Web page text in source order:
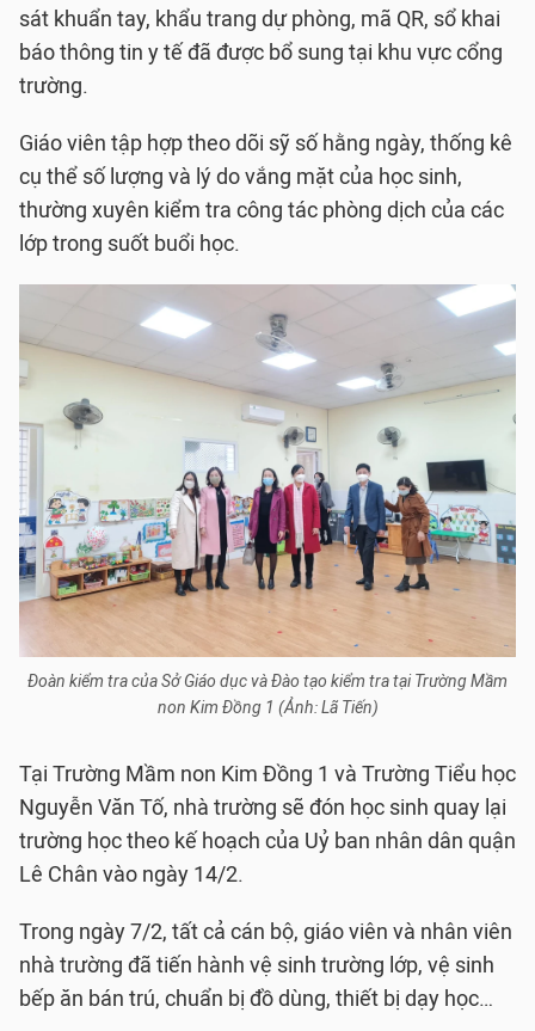
sát khuẩn tay, khẩu trang dự phòng, mã QR, sổ khai
báo thông tin y tế đã được bổ sung tại khu vực cổng
trường.
Giáo viên tập hợp theo dõi sỹ số hằng ngày, thống kê
cụ thể số lượng và lý do vắng mặt của học sinh,
thường xuyên kiểm tra công tác phòng dịch của các
lớp trong suốt buổi học.
Đoàn kiểm tra của Sở Giáo dục và Đào tạo kiểm tra tại Trường Mầm
non Kim Đồng 1 (Ảnh: Lã Tiến)
Tại Trường Mầm non Kim Đồng 1 và Trường Tiểu học
Nguyễn Văn Tố, nhà trường sẽ đón học sinh quay lại
trường học theo kế hoạch của Uỷ ban nhân dân quận
Lê Chân vào ngày 14/2.
Trong ngày 7/2, tất cả cán bộ, giáo viên và nhân viên
nhà trường đã tiến hành vệ sinh trường lớp, vệ sinh
bếp ăn bán trú, chuẩn bị đồ dùng, thiết bị dạy học…